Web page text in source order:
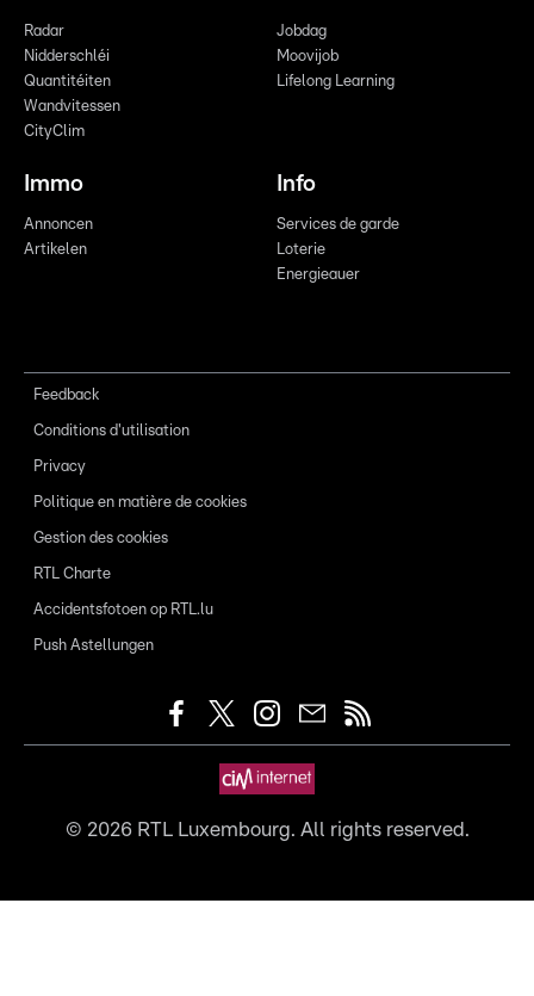
Radar
Nidderschléi
Quantitéiten
Wandvitessen
CityClim
Jobdag
Moovijob
Lifelong Learning
Immo
Annoncen
Artikelen
Info
Services de garde
Loterie
Energieauer
Feedback
Conditions d'utilisation
Privacy
Politique en matière de cookies
Gestion des cookies
RTL Charte
Accidentsfotoen op RTL.lu
Push Astellungen
© 2026RTL Luxembourg. All rights reserved.